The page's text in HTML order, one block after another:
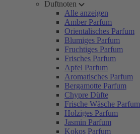
Duftnoten
Alle anzeigen
Amber Parfum
Orientalisches Parfum
Blumiges Parfum
Fruchtiges Parfum
Frisches Parfum
Apfel Parfum
Aromatisches Parfum
Bergamotte Parfum
Chypre Düfte
Frische Wäsche Parfum
Holziges Parfum
Jasmin Parfum
Kokos Parfum